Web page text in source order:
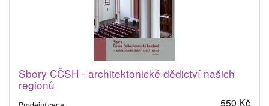
Sbory CČSH - architektonické dědictví našich
regionů
550 Kč